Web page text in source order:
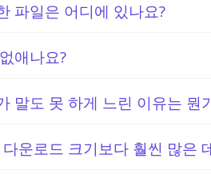
파일은 어디에 있나요?
애나요?
말도 못 하게 느린 이유는 뭔
운로드 크기보다 훨씬 많은